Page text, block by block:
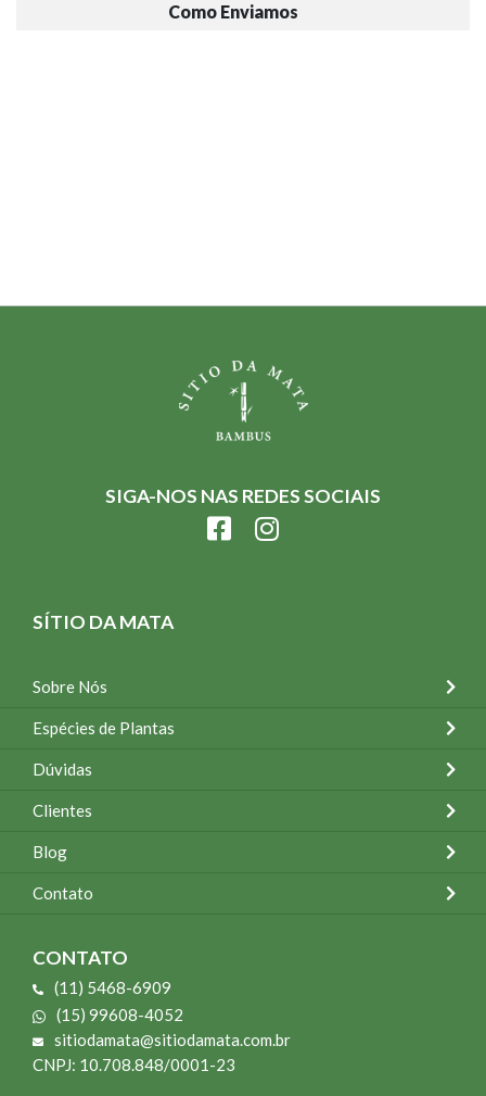
Como Enviamos
SIGA-NOS NAS REDES SOCIAIS
SÍTIO DA MATA
Sobre Nós
Espécies de Plantas
Dúvidas
Clientes
Blog
Contato
CONTATO
(11) 5468-6909
(15) 99608-4052
sitiodamata@sitiodamata.com.br
CNPJ: 10.708.848/0001-23